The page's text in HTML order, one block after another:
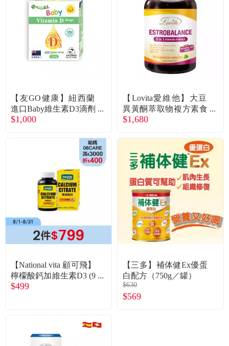
【友GO健康】紐西蘭
進口Baby維生素D3滴劑
（15ml/盒）廠商直送
$1,000
【Lovita愛維他】大豆
異黃酮萃取物複方素食
膠囊(90顆/瓶)
$1,680
【National vita 顧可飛】
檸檬酸鈣加維生素D3 (9
0錠/瓶) 廠商直送
$499
【三多】補体健Ex優蛋
白配方（750g／罐）
$630
$569